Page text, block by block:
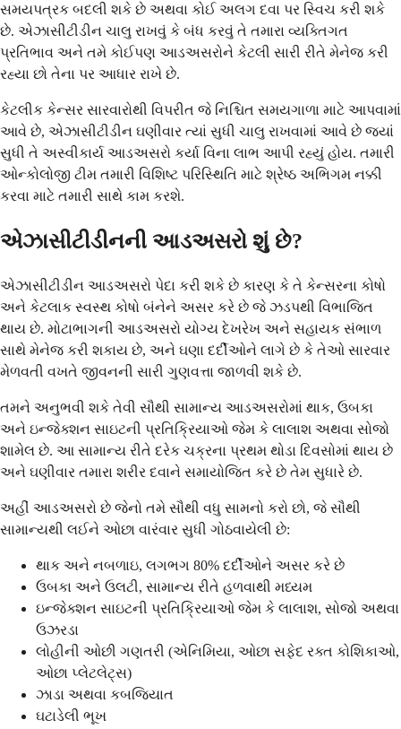
સમયપત્રક બદલી શકે છે અથવા કોઈ અલગ દવા પર સ્વિચ કરી શકે
છે. એઝાસીટીડીન ચાલુ રાખવું કે બંધ કરવું તે તમારા વ્યક્તિગત
પ્રતિભાવ અને તમે કોઈપણ આડઅસરોને કેટલી સારી રીતે મેનેજ કરી
રહ્યા છો તેના પર આધાર રાખે છે.
કેટલીક કેન્સર સારવારોથી વિપરીત જે નિશ્ચિત સમયગાળા માટે આપવામાં
આવે છે, એઝાસીટીડીન ઘણીવાર ત્યાં સુધી ચાલુ રાખવામાં આવે છે જ્યાં
સુધી તે અસ્વીકાર્ય આડઅસરો કર્યા વિના લાભ આપી રહ્યું હોય. તમારી
ઓન્કોલોજી ટીમ તમારી વિશિષ્ટ પરિસ્થિતિ માટે શ્રેષ્ઠ અભિગમ નક્કી
કરવા માટે તમારી સાથે કામ કરશે.
એઝાસીટીડીનની આડઅસરો શું છે?
એઝાસીટીડીન આડઅસરો પેદા કરી શકે છે કારણ કે તે કેન્સરના કોષો
અને કેટલાક સ્વસ્થ કોષો બંનેને અસર કરે છે જે ઝડપથી વિભાજિત
થાય છે. મોટાભાગની આડઅસરો યોગ્ય દેખરેખ અને સહાયક સંભાળ
સાથે મેનેજ કરી શકાય છે, અને ઘણા દર્દીઓને લાગે છે કે તેઓ સારવાર
મેળવતી વખતે જીવનની સારી ગુણવત્તા જાળવી શકે છે.
તમને અનુભવી શકે તેવી સૌથી સામાન્ય આડઅસરોમાં થાક, ઉબકા
અને ઇન્જેક્શન સાઇટની પ્રતિક્રિયાઓ જેમ કે લાલાશ અથવા સોજો
શામેલ છે. આ સામાન્ય રીતે દરેક ચક્રના પ્રથમ થોડા દિવસોમાં થાય છે
અને ઘણીવાર તમારા શરીર દવાને સમાયોજિત કરે છે તેમ સુધારે છે.
અહીં આડઅસરો છે જેનો તમે સૌથી વધુ સામનો કરો છો, જે સૌથી
સામાન્યથી લઈને ઓછા વારંવાર સુધી ગોઠવાયેલી છે:
થાક અને નબળાઇ, લગભગ 80% દર્દીઓને અસર કરે છે
ઉબકા અને ઉલટી, સામાન્ય રીતે હળવાથી મધ્યમ
ઇન્જેક્શન સાઇટની પ્રતિક્રિયાઓ જેમ કે લાલાશ, સોજો અથવા
ઉઝરડા
લોહીની ઓછી ગણતરી (એનિમિયા, ઓછા સફેદ રક્ત કોશિકાઓ,
ઓછા પ્લેટલેટ્સ)
ઝાડા અથવા કબજિયાત
ઘટાડેલી ભૂખ